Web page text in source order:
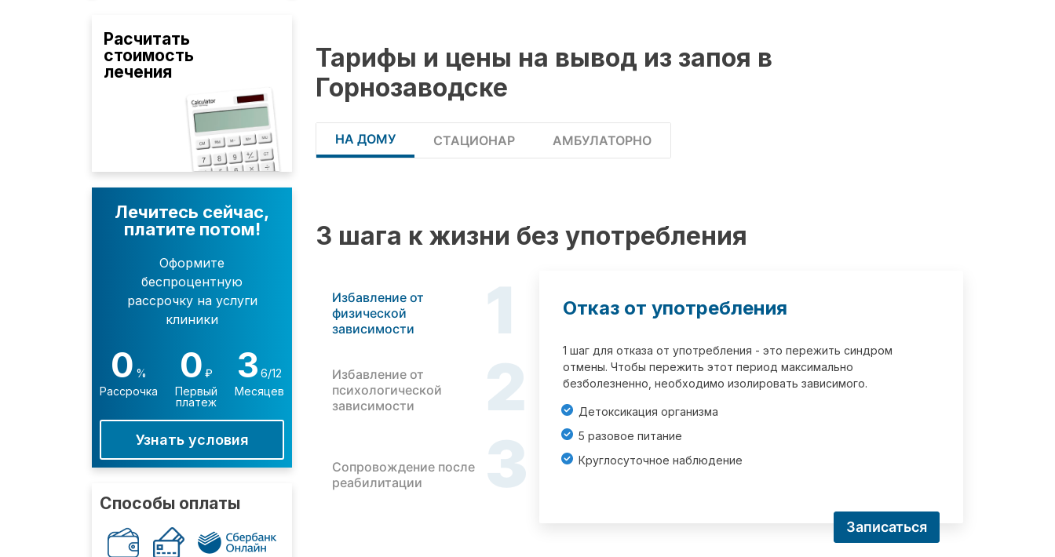
Расчитать
стоимость
лечения
Лечитесь сейчас,
платите потом!
Оформите
беспроцентную
рассрочку на услуги
клиники
0 %
Рассрочка
0 ₽
Первый
платеж
3 6/12
Месяцев
Узнать условия
Способы оплаты
Тарифы и цены на вывод из запоя в
Горнозаводске
НА ДОМУ СТАЦИОНАР АМБУЛАТОРНО
3 шага к жизни без употребления
Избавление от
физической
зависимости
1
Избавление от
психологической
зависимости
2
Сопровождение после
реабилитации
3
Отказ от употребления
1 шаг для отказа от употребления - это пережить синдром
отмены. Чтобы пережить этот период максимально
безболезненно, необходимо изолировать зависимого.
Детоксикация организма
5 разовое питание
Круглосуточное наблюдение
Записаться